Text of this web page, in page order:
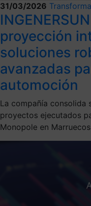
31/03/2026
proyección
soluciones
avanzadas
automoción
La compañía consolida
proyectos ejecutados
Monopole en Marruecos